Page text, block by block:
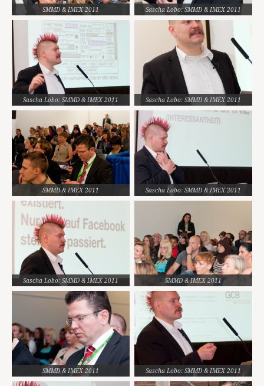
SMMD & IMEX 2011 Sascha Lobo: SMMD & IMEX 2011
Sascha Lobo: SMMD & IMEX 2011 Sascha Lobo: SMMD & IMEX 2011
SMMD & IMEX 2011 Sascha Lobo: SMMD & IMEX 2011
Sascha Lobo: SMMD & IMEX 2011 SMMD & IMEX 2011
SMMD & IMEX 2011 Sascha Lobo: SMMD & IMEX 2011